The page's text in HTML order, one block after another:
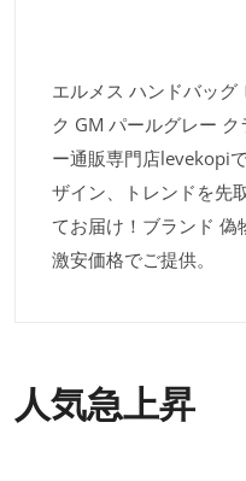
エルメス ハンドバッグ
ク GM パールグレー
ー通販専門店levekopi
ザイン、トレンドを先
てお届け！ブランド 偽
激安価格でご提供。
人気急上昇